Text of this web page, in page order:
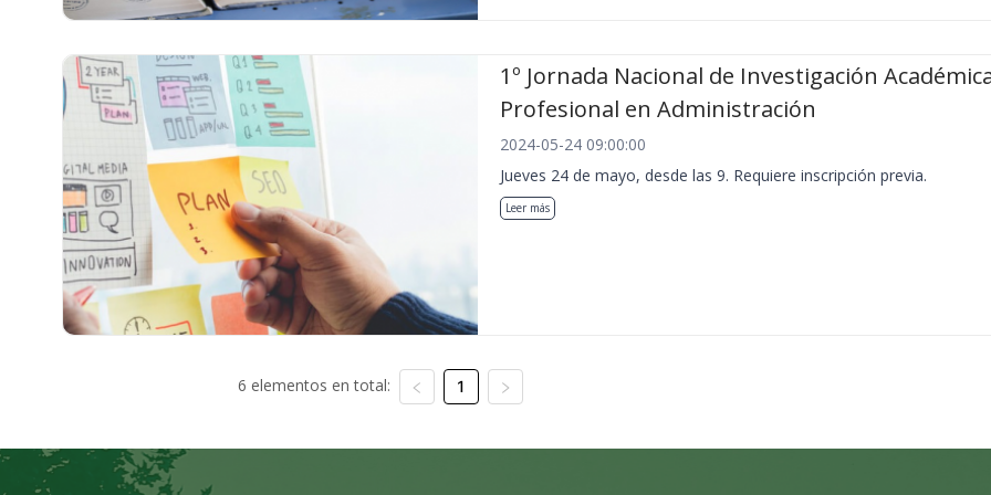
1º Jornada Nacional de Investigación
Profesional en Administración
2024-05-24 09:00:00
Jueves 24 de mayo, desde las 9. Requiere inscripción previa.
Leer más
6 elementos en total: 1